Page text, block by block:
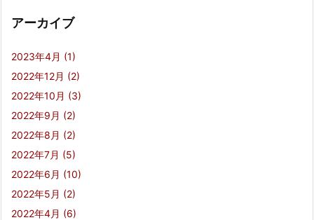
アーカイブ
2023年4月 (1)
2022年12月 (2)
2022年10月 (3)
2022年9月 (2)
2022年8月 (2)
2022年7月 (5)
2022年6月 (10)
2022年5月 (2)
2022年4月 (6)